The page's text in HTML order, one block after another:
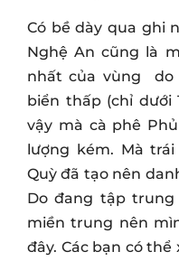
Có bề dày qua ghi
Nghệ An cũng là
nhất của vùng do
biển thấp (chỉ dưới
vậy mà cà phê
lượng kém. Mà
Quỳ đã tạo nên
Do đang tập trung
miền trung nên
đây. Các bạn có